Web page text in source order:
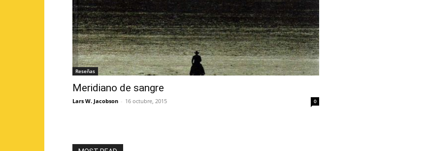
Reseñas
Meridiano de sangre
Lars W. Jacobson - 16 octubre, 2015 0